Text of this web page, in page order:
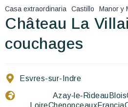
Salud y seguridad
Escríbenos
Casa extraordinaria Castillo Manor y
Château La
couchages
Esvres-sur-Indre
Azay‑le‑Rideau Blois